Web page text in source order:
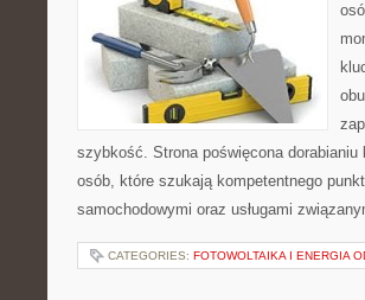
szybkość. Strona poświęcona
osób, które szukają kompetentnego
samochodowymi oraz usługami
CATEGORIES: FOTOWOLTAIKA I ENERGIA